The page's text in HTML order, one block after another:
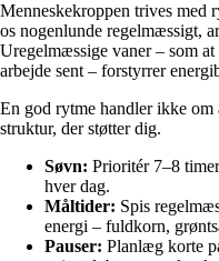
Menneskekroppen trives med
os nogenlunde regelmæssigt,
Uregelmæssige vaner – som
arbejde sent – forstyrrer
En god rytme handler ikke om
struktur, der støtter dig.
Søvn: Prioritér 7–8
hver dag.
Måltider: Spis
energi – fuldkorn,
Pauser: Planlæg korte